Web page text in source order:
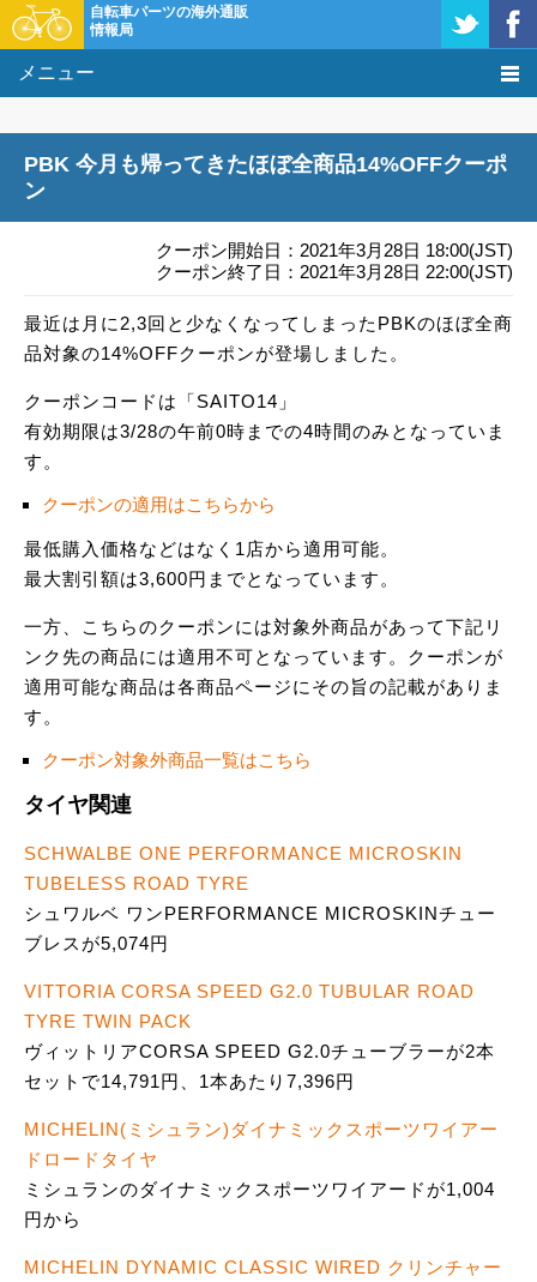
自転車パーツの海外通販
情報局
メニュー
タレコミ掲示板
基礎知識
クーポン＆セール
激安情報
PBK 今月も帰ってきたほぼ全商品14%OFFクーポ
ン
クーポン開始日：2021年3月28日 18:00(JST)
クーポン終了日：2021年3月28日 22:00(JST)
最近は月に2,3回と少なくなってしまったPBKのほぼ全商
品対象の14%OFFクーポンが登場しました。
クーポンコードは「SAITO14」
有効期限は3/28の午前0時までの4時間のみとなっていま
す。
クーポンの適用はこちらから
最低購入価格などはなく1店から適用可能。
最大割引額は3,600円までとなっています。
一方、こちらのクーポンには対象外商品があって下記リ
ンク先の商品には適用不可となっています。クーポンが
適用可能な商品は各商品ページにその旨の記載がありま
す。
クーポン対象外商品一覧はこちら
タイヤ関連
SCHWALBE ONE PERFORMANCE MICROSKIN
TUBELESS ROAD TYRE
シュワルベ ワンPERFORMANCE MICROSKINチュー
ブレスが5,074円
VITTORIA CORSA SPEED G2.0 TUBULAR ROAD
TYRE TWIN PACK
ヴィットリアCORSA SPEED G2.0チューブラーが2本
セットで14,791円、1本あたり7,396円
MICHELIN(ミシュラン)ダイナミックスポーツワイアー
ドロードタイヤ
ミシュランのダイナミックスポーツワイアードが1,004
円から
MICHELIN DYNAMIC CLASSIC WIRED クリンチャー